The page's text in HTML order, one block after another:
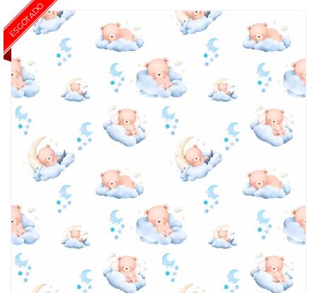
ESGOTADO